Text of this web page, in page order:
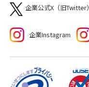
企業公式X（旧Twitter）
企業Instagram